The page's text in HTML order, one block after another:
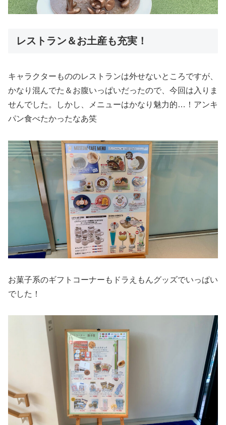
レストラン＆お土産も充実！
キャラクターもののレストランは外せないところですが、
かなり混んでた＆お腹いっぱいだったので、今回は入りま
せんでした。しかし、メニューはかなり魅力的…！アンキ
パン食べたかったなあ笑
お菓子系のギフトコーナーもドラえもんグッズでいっぱい
でした！